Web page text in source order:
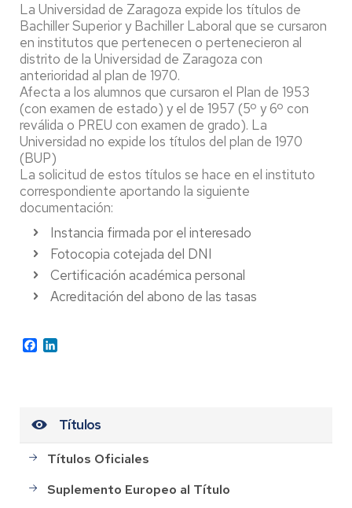
La Universidad de Zaragoza expide los títulos de
Bachiller Superior y Bachiller Laboral que se cursaron
en institutos que pertenecen o pertenecieron al
distrito de la Universidad de Zaragoza con
anterioridad al plan de 1970.
Afecta a los alumnos que cursaron el Plan de 1953
(con examen de estado) y el de 1957 (5º y 6º con
reválida o PREU con examen de grado). La
Universidad no expide los títulos del plan de 1970
(BUP)
La solicitud de estos títulos se hace en el instituto
correspondiente aportando la siguiente
documentación:
Instancia firmada por el interesado
Fotocopia cotejada del DNI
Certificación académica personal
Acreditación del abono de las tasas
Facebook
Títulos
Títulos Oficiales
Suplemento Europeo al Título